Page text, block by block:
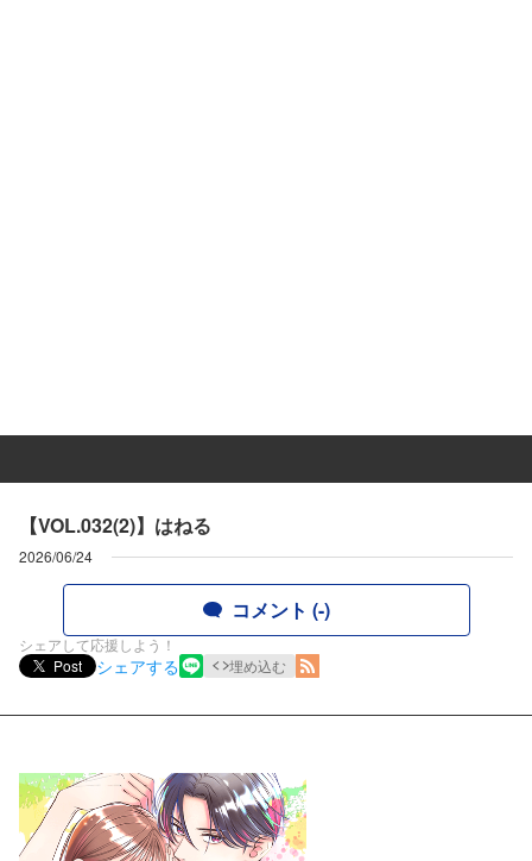
【VOL.032(2)】はねる
2026/06/24
コメント (-)
シェアして応援しよう！
Post
シェアする 埋め込む